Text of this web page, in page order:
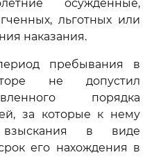
осужденные,
льготных или
наказания.
пребывания в
не допустил
порядка
за которые к нему
в виде
его нахождения в